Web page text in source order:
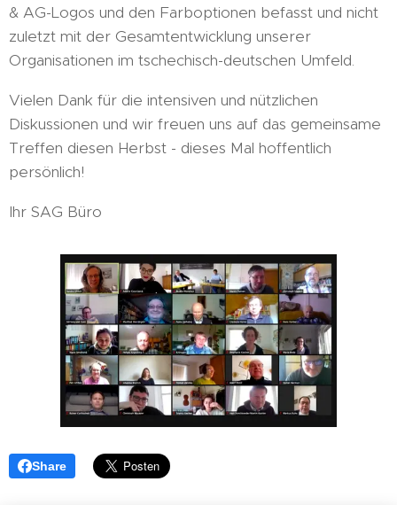
& AG-Logos und den Farboptionen befasst und nicht
zuletzt mit der Gesamtentwicklung unserer
Organisationen im tschechisch-deutschen Umfeld.
Vielen Dank für die intensiven und nützlichen
Diskussionen und wir freuen uns auf das gemeinsame
Treffen diesen Herbst - dieses Mal hoffentlich
persönlich!
Ihr SAG Büro
Share